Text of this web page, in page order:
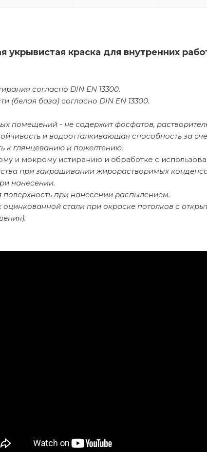
укрывистая краска для внутренних
согласно DIN EN 13300.
(белая база) согласно DIN EN 13300.
помещений - не содержит фосфатов,
и водоотталкивающая способность за
к глянцеванию и пожелтению.
и мокрому истиранию и обработке с
при закрашивании жирорастворимых
нанесении.
поверхность при нанесении распылением.
оцинкованной стали при окраске потолков с